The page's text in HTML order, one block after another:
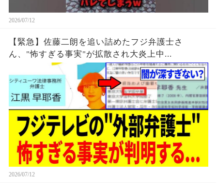
2026/07/12
【緊急】佐藤二朗を追い詰めたフジ弁護士さ
ん、"怖すぎる事実"が拡散され大炎上中...
2026/07/12